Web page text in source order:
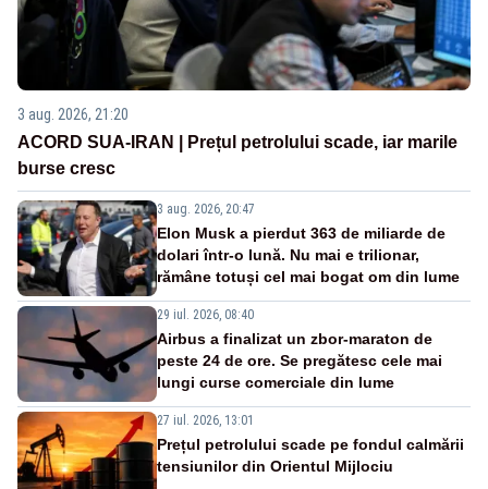
3 aug. 2026, 21:20
ACORD SUA-IRAN | Prețul petrolului scade, iar marile
burse cresc
3 aug. 2026, 20:47
Elon Musk a pierdut 363 de miliarde de
dolari într-o lună. Nu mai e trilionar,
rămâne totuși cel mai bogat om din lume
29 iul. 2026, 08:40
Airbus a finalizat un zbor-maraton de
peste 24 de ore. Se pregătesc cele mai
lungi curse comerciale din lume
27 iul. 2026, 13:01
Prețul petrolului scade pe fondul calmării
tensiunilor din Orientul Mijlociu